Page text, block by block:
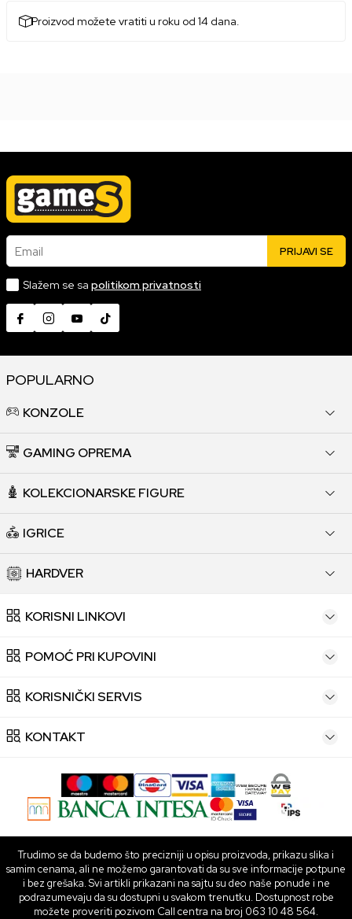
Proizvod možete vratiti u roku od 14 dana.
Email PRIJAVI SE
Slažem se sa politikom privatnosti
POPULARNO
KONZOLE
GAMING OPREMA
KOLEKCIONARSKE FIGURE
IGRICE
HARDVER
KORISNI LINKOVI
POMOĆ PRI KUPOVINI
KORISNIČKI SERVIS
KONTAKT
Trudimo se da budemo što precizniji u opisu proizvoda, prikazu slika i
samim cenama, ali ne možemo garantovati da su sve informacije potpune
i bez grešaka. Svi artikli prikazani na sajtu su deo naše ponude i ne
podrazumevaju da su dostupni u svakom trenutku. Dostupnost robe
možete proveriti pozivom Call centra na broj 063 10 48 564.